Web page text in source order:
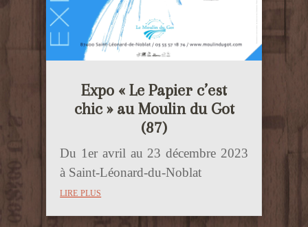
Expo « Le Papier c’est
chic » au Moulin du Got
(87)
Du 1er avril au 23 décembre 2023
à Saint-Léonard-du-Noblat
lire plus